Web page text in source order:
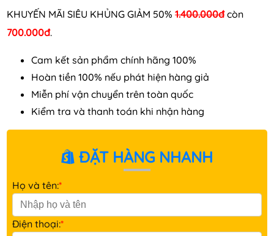
KHUYẾN MÃI SIÊU KHỦNG GIẢM 50% 1.400.000đcòn
700.000đ.
Cam kết sản phẩm chính hãng 100%
Hoàn tiền 100% nếu phát hiện hàng giả
Miễn phí vận chuyển trên toàn quốc
Kiểm tra và thanh toán khi nhận hàng
ĐẶT HÀNG NHANH
Họ và tên:*
Điện thoại:*